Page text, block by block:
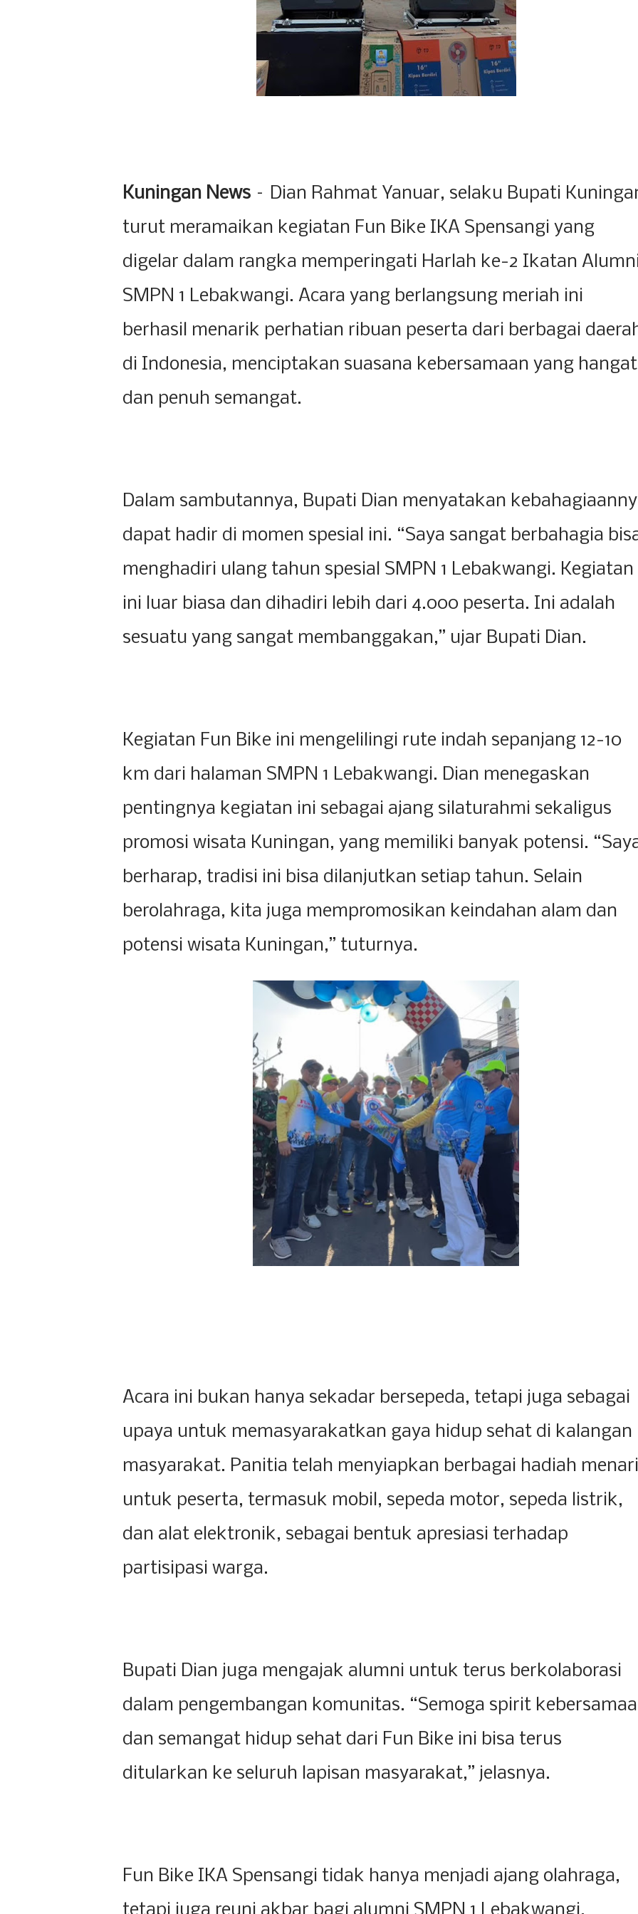
Kuningan News – Dian Rahmat Yanuar, selaku Bupati
turut meramaikan kegiatan Fun Bike IKA Spensangi yang
digelar dalam rangka memperingati Harlah ke-2 Ikatan
SMPN 1 Lebakwangi. Acara yang berlangsung meriah ini
berhasil menarik perhatian ribuan peserta dari berbagai
di Indonesia, menciptakan suasana kebersamaan yang hangat
dan penuh semangat.
Dalam sambutannya, Bupati Dian menyatakan
dapat hadir di momen spesial ini. “Saya sangat berbahagia
menghadiri ulang tahun spesial SMPN 1 Lebakwangi. Kegiatan
ini luar biasa dan dihadiri lebih dari 4.000 peserta. Ini adalah
sesuatu yang sangat membanggakan,” ujar Bupati Dian.
Kegiatan Fun Bike ini mengelilingi rute indah sepanjang 12-10
km dari halaman SMPN 1 Lebakwangi. Dian menegaskan
pentingnya kegiatan ini sebagai ajang silaturahmi sekaligus
promosi wisata Kuningan, yang memiliki banyak potensi.
berharap, tradisi ini bisa dilanjutkan setiap tahun. Selain
berolahraga, kita juga mempromosikan keindahan alam dan
potensi wisata Kuningan,” tuturnya.
Acara ini bukan hanya sekadar bersepeda, tetapi juga sebagai
upaya untuk memasyarakatkan gaya hidup sehat di kalangan
masyarakat. Panitia telah menyiapkan berbagai hadiah
untuk peserta, termasuk mobil, sepeda motor, sepeda listrik,
dan alat elektronik, sebagai bentuk apresiasi terhadap
partisipasi warga.
Bupati Dian juga mengajak alumni untuk terus berkolaborasi
dalam pengembangan komunitas. “Semoga spirit
dan semangat hidup sehat dari Fun Bike ini bisa terus
ditularkan ke seluruh lapisan masyarakat,” jelasnya.
Fun Bike IKA Spensangi tidak hanya menjadi ajang olahraga,